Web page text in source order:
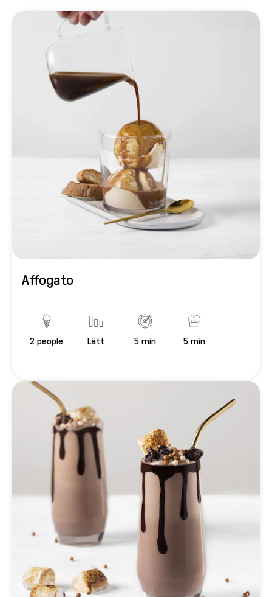
Affogato
Servings
2 people Difficulty
Lätt PreparationTime
5 min CookingTime
5 min